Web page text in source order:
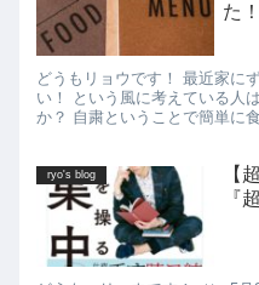
た！
どうもリョウです！ 最近家に
い！ という風に考えている人
か？ 自粛ということで簡単に
ryo's blog
【
『